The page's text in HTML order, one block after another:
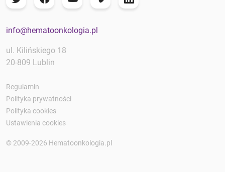
info@hematoonkologia.pl
ul. Kilińskiego 18
20-809 Lublin
Regulamin
Polityka prywatności
Polityka cookies
Ustawienia cookies
© 2009-2026 Hematoonkologia.pl